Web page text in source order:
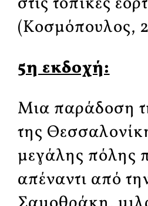
(Κοσμόπουλος,
5η εκδοχή:
Μια παράδοση
της
μεγάλης πόλης
απέναντι από